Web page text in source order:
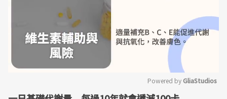
Powered by GliaStudios